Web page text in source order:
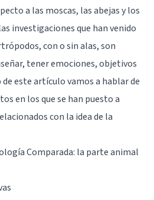
a las moscas, las abejas y los
investigaciones que han venido
con o sin alas, son
tener emociones, objetivos
este artículo vamos a hablar de
en los que se han puesto a
con la idea de la
Comparada: la parte animal